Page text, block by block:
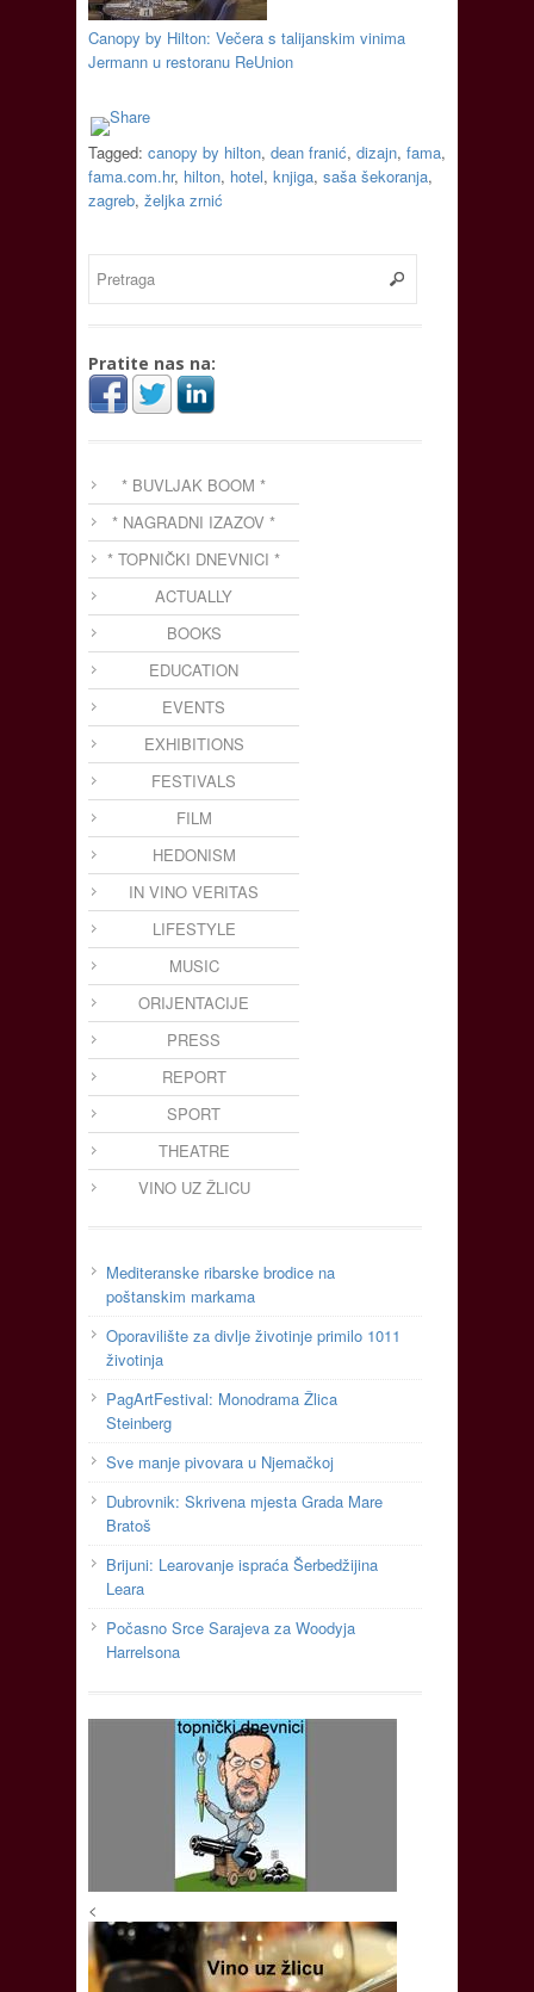
Canopy by Hilton: Večera s talijanskim vinima
Jermann u restoranu ReUnion
Tagged: canopy by hilton, dean franić, dizajn, fama,
fama.com.hr, hilton, hotel, knjiga, saša šekoranja,
zagreb, željka zrnić
Pratite nas na:
* BUVLJAK BOOM *
* NAGRADNI IZAZOV *
* TOPNIČKI DNEVNICI *
ACTUALLY
BOOKS
EDUCATION
EVENTS
EXHIBITIONS
FESTIVALS
FILM
HEDONISM
IN VINO VERITAS
LIFESTYLE
MUSIC
ORIJENTACIJE
PRESS
REPORT
SPORT
THEATRE
VINO UZ ŽLICU
Mediteranske ribarske brodice na
poštanskim markama
Oporavilište za divlje životinje primilo 1011
životinja
PagArtFestival: Monodrama Žlica
Steinberg
Sve manje pivovara u Njemačkoj
Dubrovnik: Skrivena mjesta Grada Mare
Bratoš
Brijuni: Learovanje ispraća Šerbedžijina
Leara
Počasno Srce Sarajeva za Woodyja
Harrelsona
<